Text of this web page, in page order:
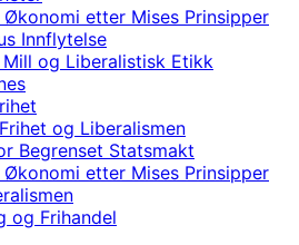
etter Mises Prinsipper
Innflytelse
og Liberalistisk Etikk
og Liberalismen
Begrenset Statsmakt
etter Mises Prinsipper
og Frihandel